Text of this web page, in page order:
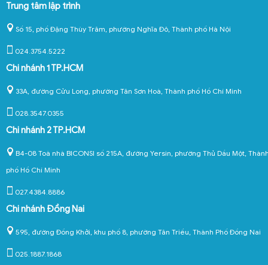
Trung tâm lập trình
Số 15, phố Đặng Thùy Trâm, phường Nghĩa Đô, Thành phố Hà Nội
024.3754.5222
Chi nhánh 1 TP.HCM
33A, đường Cửu Long, phường Tân Sơn Hoà, Thành phố Hồ Chí Minh
028.3547.0355
Chi nhánh 2 TP.HCM
B4-08 Toà nhà BICONSI số 215A, đường Yersin, phường Thủ Dầu Một,
phố Hồ Chí Minh
027.4384.8886
Chi nhánh Đồng Nai
595, đường Đồng Khởi, khu phố 8, phường Tân Triều, Thành Phố Đồng Nai
025.1887.1868